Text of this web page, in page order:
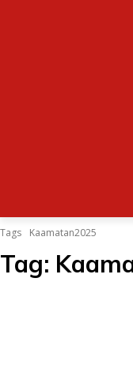
Tags Kaamatan2025
Tag: